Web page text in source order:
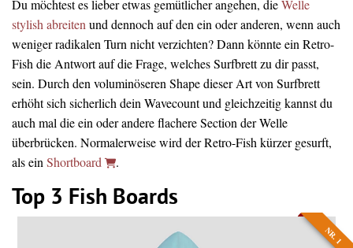
Du möchtest es lieber etwas gemütlicher angehen, dieWelle
stylish abreiten und dennoch auf den ein oder anderen, wenn auch
weniger radikalen Turn nicht verzichten? Dann könnte ein Retro-
Fish die Antwort auf die Frage, welches Surfbrett zu dir passt,
sein. Durch den voluminöseren Shape dieser Art von Surfbrett
erhöht sich sicherlich dein Wavecount und gleichzeitig kannst du
auch mal die ein oder andere flachere Section der Welle
überbrücken. Normalerweise wird der Retro-Fish kürzer gesurft,
als ein Shortboard .
Top 3 Fish Boards
NR. 1